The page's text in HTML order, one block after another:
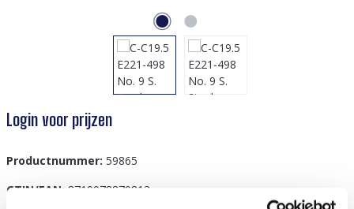
Login voor prijzen
Productnummer: 59865
GTIN/EAN: 8719978870813